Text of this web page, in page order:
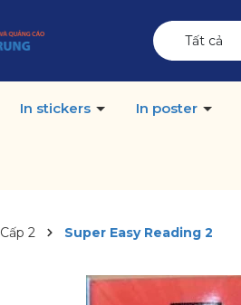
Tất cả
In stickers In poster
Cấp 2 Super Easy Reading 2